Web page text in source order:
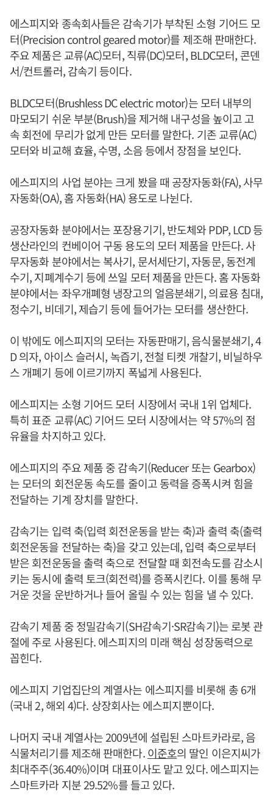
에스피지와 종속회사들은 감속기가 부착된 소형 기어드 모
터(Precision control geared motor)를 제조해 판매한다.
주요 제품은 교류(AC)모터, 직류(DC)모터, BLDC모터, 콘덴
서/컨트롤러, 감속기 등이다.
BLDC모터(Brushless DC electric motor)는 모터 내부의
마모되기 쉬운 부분(Brush)을 제거해 내구성을 높이고 고
속 회전에 무리가 없게 만든 모터를 말한다. 기존 교류(AC)
모터와 비교해 효율, 수명, 소음 등에서 장점을 보인다.
에스피지의 사업 분야는 크게 봤을 때 공장자동화(FA), 사무
자동화(OA), 홈 자동화(HA) 용도로 나뉜다.
공장자동화 분야에서는 포장용기기, 반도체와 PDP, LCD 등
생산라인의 컨베이어 구동 용도의 모터 제품을 만든다. 사
무자동화 분야에서는 복사기, 문서세단기, 자동문, 동전계
수기, 지폐계수기 등에 쓰일 모터 제품을 만든다. 홈 자동화
분야에서는 좌우개폐형 냉장고의 얼음분쇄기, 의료용 침대,
정수기, 비데기, 제습기 등에 들어가는 모터를 생산한다.
이 밖에도 에스피지의 모터는 자동판매기, 음식물분쇄기, 4
D 의자, 아이스 슬러시, 녹즙기, 전철 티켓 개찰기, 비닐하우
스 개폐기 등에 이르기까지 폭넓게 사용된다.
에스피지는 소형 기어드 모터 시장에서 국내 1위 업체다.
특히 표준 교류(AC) 기어드 모터 시장에서는 약 57%의 점
유율을 차지하고 있다.
에스피지의 주요 제품 중 감속기(Reducer 또는 Gearbox)
는 모터의 회전운동 속도를 줄이고 동력을 증폭시켜 힘을
전달하는 기계 장치를 말한다.
감속기는 입력 축(입력 회전운동을 받는 축)과 출력 축(출력
회전운동을 전달하는 축)을 갖고 있는데, 입력 축으로부터
받은 회전운동을 출력 축으로 전달할 때 회전속도를 감소시
키는 동시에 출력 토크(회전력)를 증폭시킨다. 이를 통해 무
거운 것을 운반하거나 들어 올릴 수 있는 힘을 낼 수 있다.
감속기 제품 중 정밀감속기(SH감속기·SR감속기)는 로봇 관
절에 주로 사용된다. 에스피지의 미래 핵심 성장동력으로
꼽힌다.
에스피지 기업집단의 계열사는 에스피지를 비롯해 총 6개
(국내 2, 해외 4)다. 상장회사는 에스피지뿐이다.
나머지 국내 계열사는 2009년에 설립된 스마트카라로, 음
식물처리기를 제조해 판매한다.이준호의 딸인 이은지씨가
최대주주(36.40%)이며 대표이사도 맡고 있다. 에스피지는
스마트카라 지분 29.52%를 들고 있다.